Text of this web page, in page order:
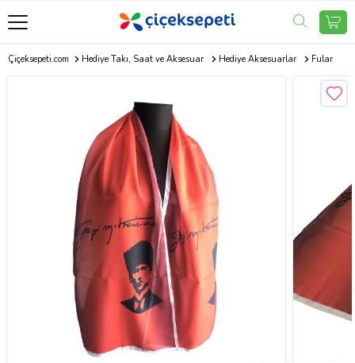
Çiçeksepeti.com Hediye Takı, Saat ve Aksesuar Hediye Aksesuarlar Fular